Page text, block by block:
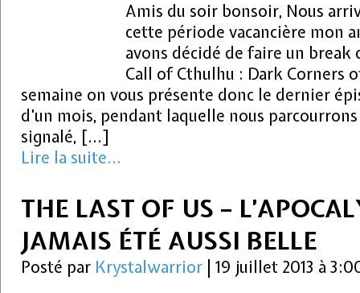
Amis du soir bonsoir, Nous
cette période vacancière mon
avons décidé de faire un break
Call of Cthulhu : Dark Corners
semaine on vous présente donc le dernier
d’un mois, pendant laquelle nous
signalé, […]
Lire la suite...
THE LAST OF US –
JAMAIS ÉTÉ AUSSI BELLE
Posté par Krystalwarrior
19 juillet 2013 à